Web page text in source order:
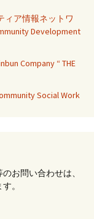
ィア情報ネットワ
Development
Company “ THE
Social Work
お問い合わせは、
。